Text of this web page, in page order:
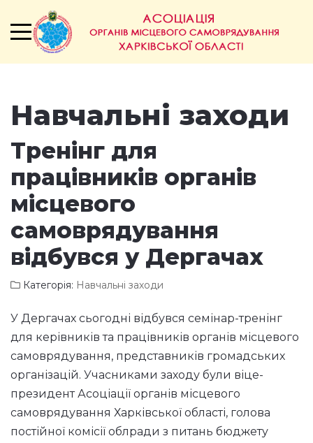
Навчальні заходи
Тренінг для
працівників органів
місцевого
самоврядування
відбувся у Дергачах
Категорія: Навчальні заходи
У Дергачах сьогодні відбувся семінар-тренінг
для керівників та працівників органів місцевого
самоврядування, представників громадських
організацій. Учасниками заходу були віце-
президент Асоціації органів місцевого
самоврядування Харківської області, голова
постійної комісії облради з питань бюджету